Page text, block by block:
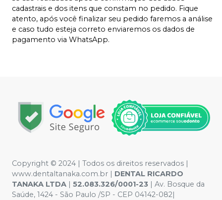
cadastrais e dos itens que constam no pedido. Fique
atento, após você finalizar seu pedido faremos a análise
e caso tudo esteja correto enviaremos os dados de
pagamento via WhatsApp.
Copyright © 2024 | Todos os direitos reservados |
www.dentaltanaka.com.br | DENTAL RICARDO
TANAKA LTDA | 52.083.326/0001-23 | Av. Bosque da
Saúde, 1424 - São Paulo /SP - CEP 04142-082|